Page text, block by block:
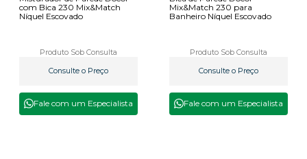
com Bica 230 Mix&Match
Níquel Escovado
Produto Sob Consulta
Consulte o Preço
Fale com um Especialista
Mix&Match 230 para
Banheiro Níquel Escovado
Produto Sob Consulta
Consulte o Preço
Fale com um Especialista